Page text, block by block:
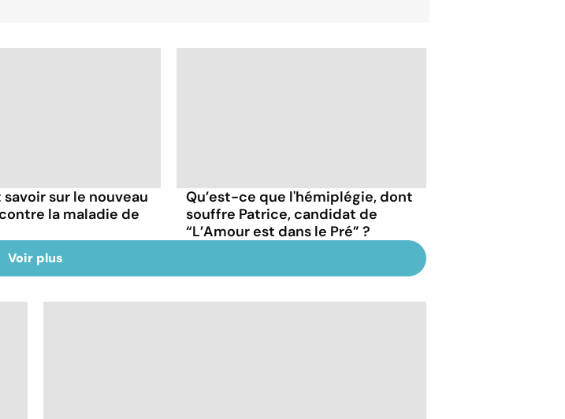
sur le nouveau
la maladie de
Qu’est-ce que l'hémiplégie, dont
souffre Patrice, candidat de
“L’Amour est dans le Pré” ?
Voir plus